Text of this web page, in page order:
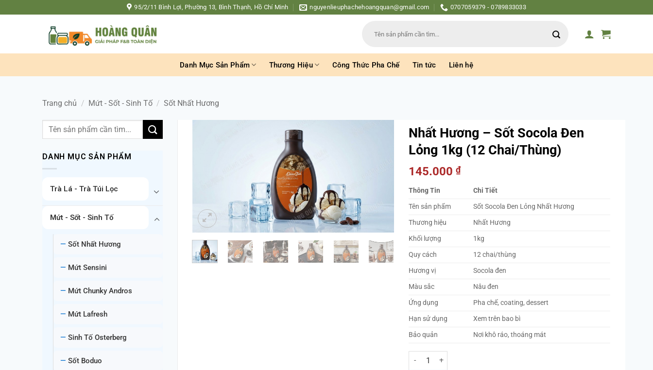
qua
95/2/11 Bình Lợi, Phường 13, Bình Thạnh, Hồ Chí Minh nguyenlieuphachehoangquan@gmail.com 0707059379 - 0789833033
kiếm:
Danh Mục Sản Phẩm Thương Hiệu Công Thức Pha Chế Tin tức Liên hệ
Trang chủ / Mứt - Sốt - Sinh Tố / Sốt Nhất Hương
Tìm
DANH MỤC SẢN PHẨM
Trà Lá - Trà Túi Lọc
Mứt - Sốt - Sinh Tố
Sốt Nhất Hương
Mứt Sensini
Mứt Chunky Andros
Mứt Lafresh
Sinh Tố Osterberg
Sốt Boduo
Nhất Hương – Sốt Socola Đen
Lỏng 1kg (12 Chai/Thùng)
145.000₫
Thông Tin
Chi Tiết
Tên sản phẩm
Sốt Socola Đen Lỏng Nhất Hương
Thương hiệu
Nhất Hương
Khối lượng
1kg
Quy cách
12 chai/thùng
Hương vị
Socola đen
Màu sắc
Nâu đen
Ứng dụng
Pha chế, coating, dessert
Hạn sử dụng
Xem trên bao bì
Bảo quản
Nơi khô ráo, thoáng mát
Nhất Hương - Sốt Socola Đen Lỏng 1kg (12 Chai/Thùng) số lượng